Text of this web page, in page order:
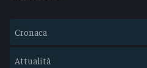
Cronaca
Attualità